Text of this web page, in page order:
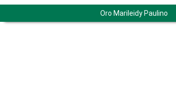
Oro Marileidy Paulino